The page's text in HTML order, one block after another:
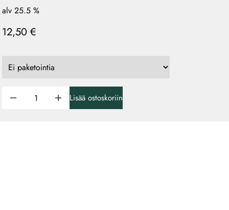
alv 25.5 %
12,50 €
Lisää ostoskoriin